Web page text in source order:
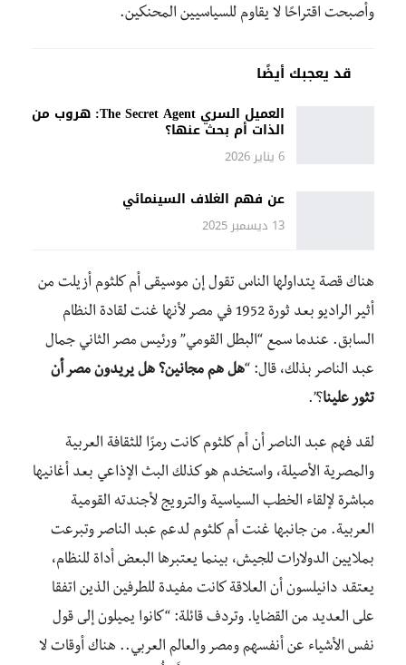
وأصبحت اقتراحًا لا يقاوم للسياسيين المحنكين.
قد يعجبك أيضًا
العميل السري The Secret Agent: هروب من
الذات أم بحث عنها؟
6 يناير 2026
عن فهم الغلاف السينمائي
13 ديسمبر 2025
هناك قصة يتداولها الناس تقول إن موسيقى أم ​​كلثوم أزيلت من
أثير الراديو بعد ثورة 1952 في مصر لأنها غنت لقادة النظام
السابق. عندما سمع “البطل القومي” ورئيس مصر الثاني جمال
عبد الناصر بذلك، قال: “هل هم مجانين؟ هل يريدون مصر أن
تثور علينا؟”.
لقد فهم عبد الناصر أن أم كلثوم كانت رمزًا للثقافة العربية
والمصرية الأصيلة، واستخدم هو كذلك البث الإذاعي بعد أغانيها
مباشرة لإلقاء الخطب السياسية والترويج لأجندته القومية
العربية. من جانبها غنت أم كلثوم لدعم عبد الناصر وتبرعت
بملايين الدولارات للجيش، بينما يعتبرها البعض أداة للنظام،
يعتقد دانيلسون أن العلاقة كانت مفيدة للطرفين الذين اتفقا
على العديد من القضايا. وتردف قائلة: “كانوا يميلون إلى قول
نفس الأشياء عن أنفسهم ومصر والعالم العربي.. هناك أوقات لا